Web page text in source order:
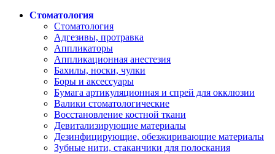
Стоматология
Стоматология
Адгезивы, протравка
Аппликаторы
Аппликационная анестезия
Бахилы, носки, чулки
Боры и аксессуары
Бумага артикуляционная и спрей для окклюзии
Валики стоматологические
Восстановление костной ткани
Девитализирующие материалы
Дезинфицирующие, обезжиривающие материалы
Зубные нити, стаканчики для полоскания